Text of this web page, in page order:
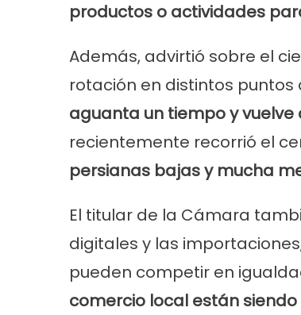
productos o actividades
Además, advirtió sobre el
rotación en distintos puntos
aguanta un tiempo y vuelve
recientemente recorrió el
persianas bajas y mucha
El titular de la Cámara
digitales y las
pueden competir en
comercio local están siendo